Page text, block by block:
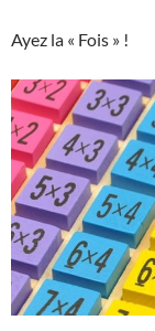
Ayez la « Fois » !